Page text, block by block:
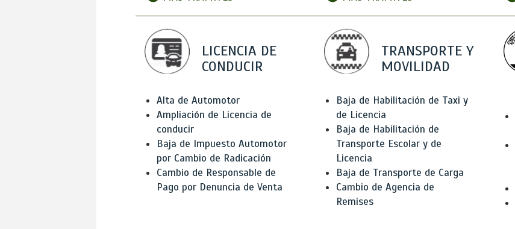
LICENCIA DE
CONDUCIR
Alta de Automotor
Ampliación de Licencia de
conducir
Baja de Impuesto Automotor
por Cambio de Radicación
Cambio de Responsable de
Pago por Denuncia de Venta
TRANSPORTE Y
MOVILIDAD
Baja de Habilitación de Taxi y
de Licencia
Baja de Habilitación de
Transporte Escolar y de
Licencia
Baja de Transporte de Carga
Cambio de Agencia de
Remises